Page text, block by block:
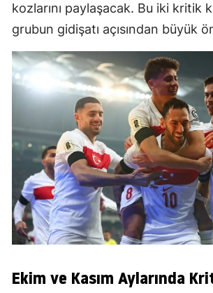
kozlarını paylaşacak. Bu iki kritik
grubun gidişatı açısından büyük
Ekim ve Kasım Aylarında